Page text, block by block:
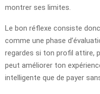
montrer ses limites.
Le bon réflexe consiste
comme une phase
regardes si ton profil attire,
peut améliorer ton
intelligente que de payer